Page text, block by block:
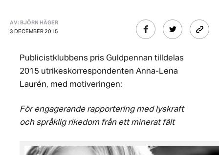
AV: BJÖRN HÄGER
3 DECEMBER 2015
Publicistklubbens pris Guldpennan tilldelas
2015 utrikeskorrespondenten Anna-Lena
Laurén, med motiveringen:
För engagerande rapportering med lyskraft
och språklig rikedom från ett minerat fält